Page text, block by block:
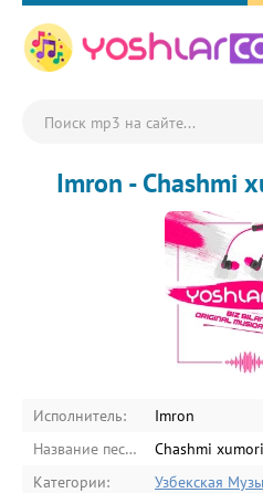
Imron - Chashmi
Исполнитель:
Imron
Название песни:
Chashmi
Категории:
Узбекская